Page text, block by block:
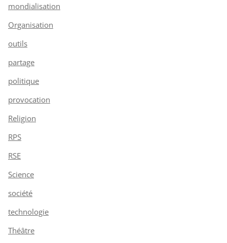
mondialisation
Organisation
outils
partage
politique
provocation
Religion
RPS
RSE
Science
société
technologie
Théâtre